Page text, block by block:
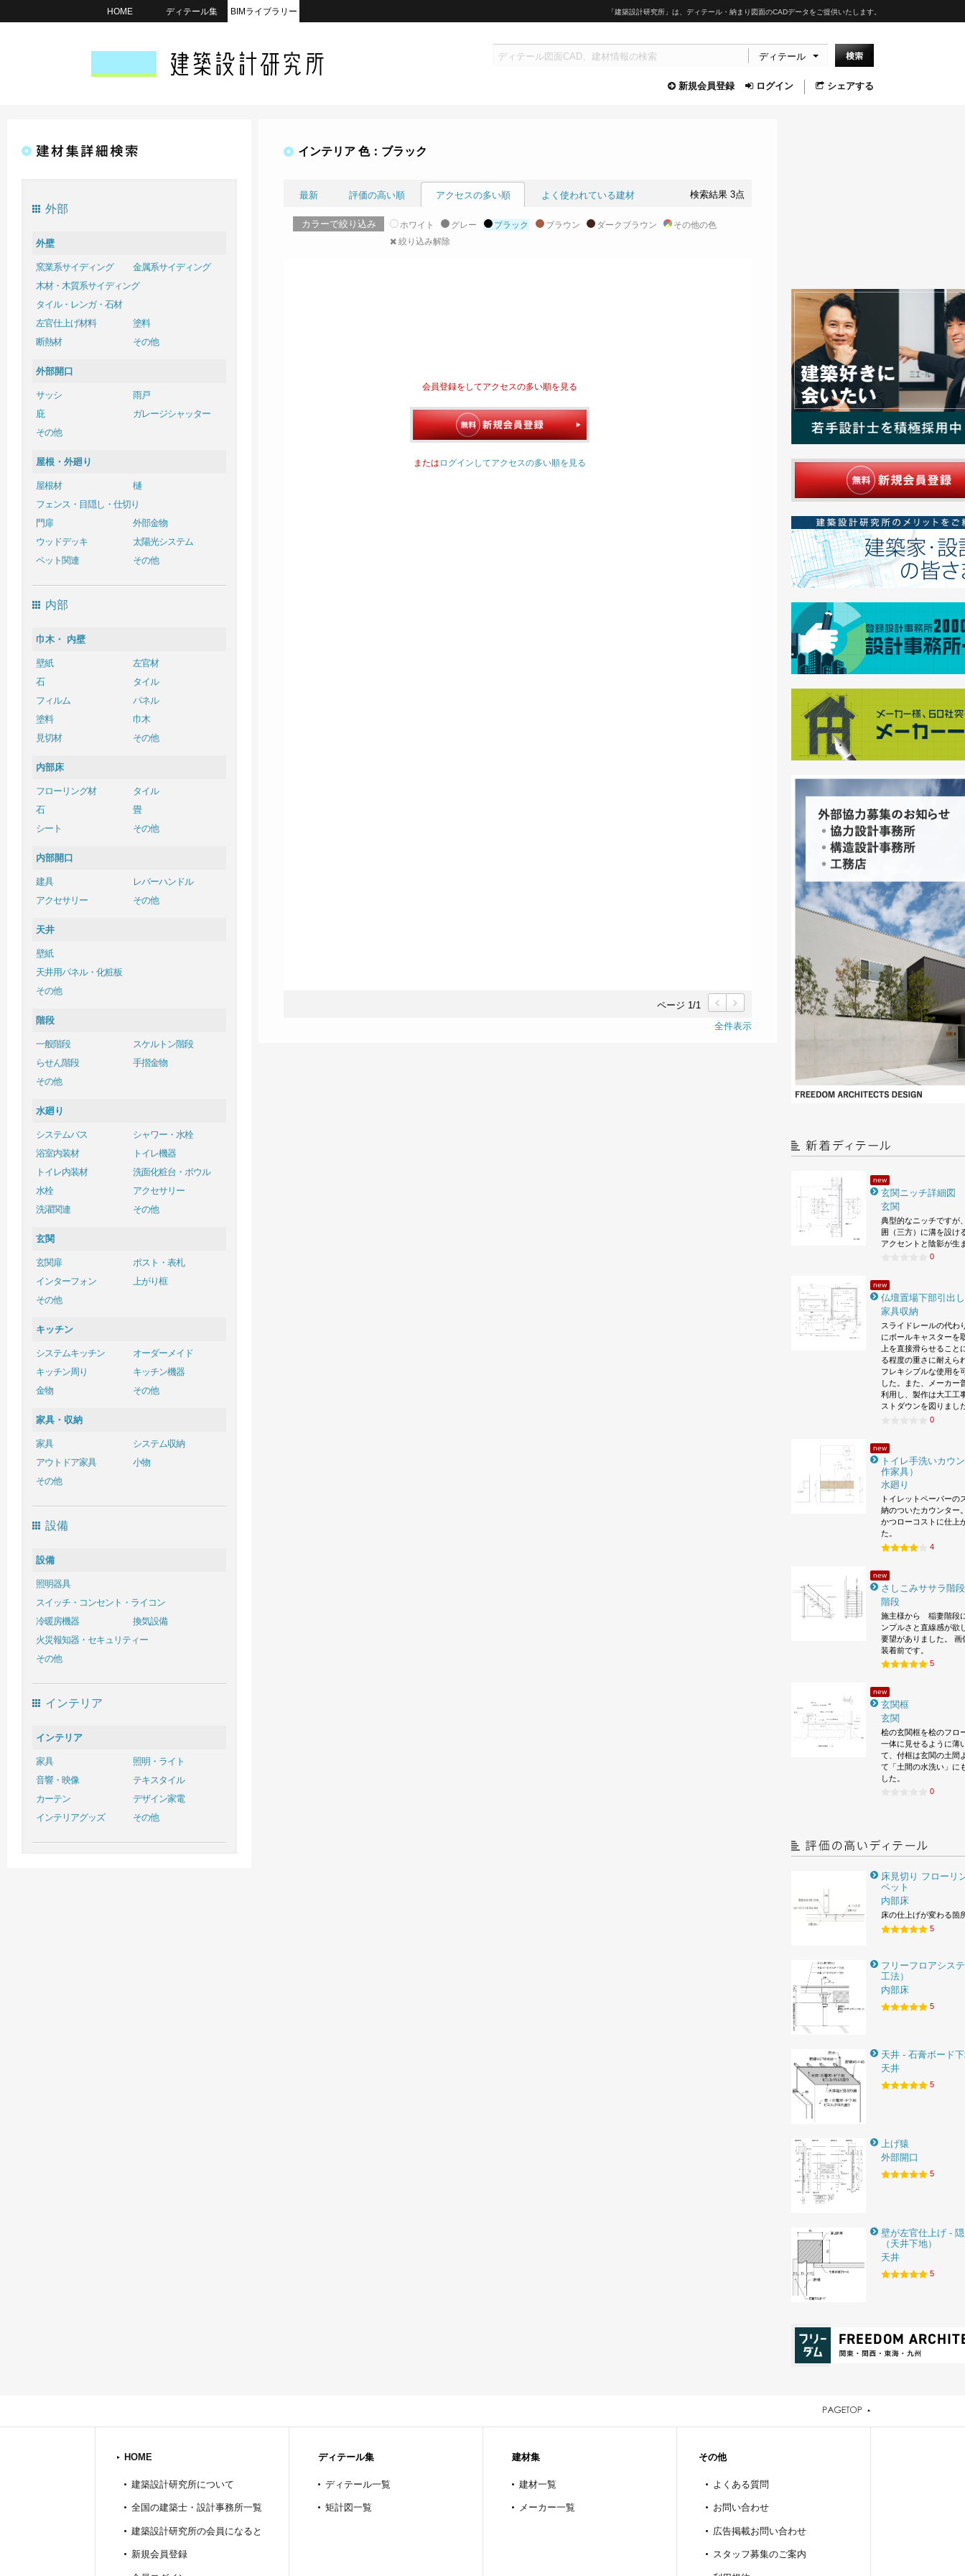
「建築設計研究所」は、ディテール・納まり図面のCADデータをご提供いたします。
HOME ディテール集 BIMライブラリー
ディテール
新規会員登録 ログイン シェアする
外部
外壁
窯業系サイディング
金属系サイディング
木材・木質系サイディング
タイル・レンガ・石材
左官仕上げ材料
塗料
断熱材
その他
外部開口
サッシ
雨戸
庇
ガレージシャッター
その他
屋根・外廻り
屋根材
樋
フェンス・目隠し・仕切り
門扉
外部金物
ウッドデッキ
太陽光システム
ペット関連
その他
内部
巾木・ 内壁
壁紙
左官材
石
タイル
フィルム
パネル
塗料
巾木
見切材
その他
内部床
フローリング材
タイル
石
畳
シート
その他
内部開口
建具
レバーハンドル
アクセサリー
その他
天井
壁紙
天井用パネル・化粧板
その他
階段
一般階段
スケルトン階段
らせん階段
手摺金物
その他
水廻り
システムバス
シャワー・水栓
浴室内装材
トイレ機器
トイレ内装材
洗面化粧台・ボウル
水栓
アクセサリー
洗濯関連
その他
玄関
玄関扉
ポスト・表札
インターフォン
上がり框
その他
キッチン
システムキッチン
オーダーメイド
キッチン周り
キッチン機器
金物
その他
家具・収納
家具
システム収納
アウトドア家具
小物
その他
設備
設備
照明器具
スイッチ・コンセント・ライコン
冷暖房機器
換気設備
火災報知器・セキュリティー
その他
インテリア
インテリア
家具
照明・ライト
音響・映像
テキスタイル
カーテン
デザイン家電
インテリアグッズ
その他
new
玄関ニッチ詳細図
玄関
典型的なニッチですが
囲（三方）に溝を設け
アクセントと陰影が生
0
new
仏壇置場下部引出
家具収納
スライドレールの代わ
にボールキャスターを
上を直接滑らせること
る程度の重さに耐えら
フレキシブルな使用を
した。また、メーカー
利用し、製作は大工工
ストダウンを図りまし
0
new
トイレ手洗いカウ
作家具）
水廻り
トイレットペーパーの
納のついたカウンター
かつローコストに仕上
た。
4
new
さしこみササラ階段
階段
施主様から 稲妻階段
ンプルさと直線感が
要望がありました。 画
装着前です。
5
new
玄関框
玄関
桧の玄関框を桧のフロ
一体に見せるように薄
て、付框は玄関の土間
て「土間の水洗い」に
した。
0
床見切り フローリ
ペット
内部床
床の仕上げが変わる箇
5
フリーフロアシス
工法）
内部床
5
天井 - 石膏ボード
天井
5
上げ猿
外部開口
5
壁が左官仕上げ -
（天井下地）
天井
5
インテリア 色：ブラック
最新 評価の高い順 アクセスの多い順 よく使われている建材 検索結果 3点
カラーで絞り込み ホワイト グレー ブラック ブラウン ダークブラウン
その他の色
絞り込み解除
会員登録をしてアクセスの多い順を見る
または ログインしてアクセスの多い順を見る
ページ 1/1
前
次
全件表示
HOME
建築設計研究所について
全国の建築士・設計事務所一覧
建築設計研究所の会員になると
新規会員登録
ディテール集
ディテール一覧
矩計図一覧
建材集
建材一覧
メーカー一覧
その他
よくある質問
お問い合わせ
広告掲載お問い合わせ
スタッフ募集のご案内